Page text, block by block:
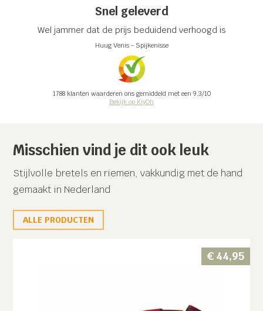
Snel geleverd
Wel jammer dat de prijs beduidend verhoogd is
Huug Venis - Spijkenisse
1788klanten waarderen ons gemiddeld met een 9.3/10
Bekijk op KiyOh
Misschien vind je dit ook leuk
Stijlvolle bretels en riemen, vakkundig met de hand
gemaakt in Nederland
ALLE PRODUCTEN
€44,95